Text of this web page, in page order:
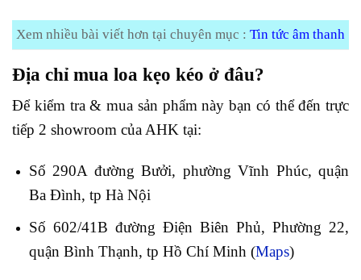
Xem nhiều bài viết hơn tại chuyên mục : Tin tức âm thanh
Địa chỉ mua loa kẹo kéo ở đâu?
Để kiểm tra & mua sản phẩm này bạn có thể đến trực
tiếp 2 showroom của AHK tại:
Số 290A đường Bưởi, phường Vĩnh Phúc, quận
Ba Đình, tp Hà Nội
Số 602/41B đường Điện Biên Phủ, Phường 22,
quận Bình Thạnh, tp Hồ Chí Minh (Maps)